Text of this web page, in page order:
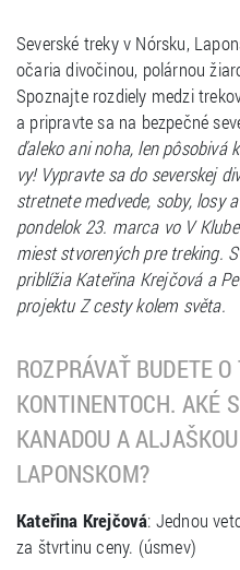
Severské treky v Nórsku,
očaria divočinou, polárnou
Spoznajte rozdiely medzi
a pripravte sa na bezpečné
ďaleko ani noha, len pôsobivá
vy! Vypravte sa do severskej
stretnete medvede, soby, losy
pondelok 23. marca vo V
miest stvorených pre treking.
priblížia Kateřina Krejčová a
projektu Z cesty kolem světa.
ROZPRÁVAŤ BUDETE
KONTINENTOCH. AKÉ
KANADOU A
LAPONSKOM?
Kateřina Krejčová: Jednou
za štvrtinu ceny. (úsmev)